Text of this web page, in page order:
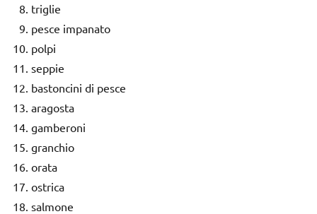
triglie
pesce impanato
polpi
seppie
bastoncini di pesce
aragosta
gamberoni
granchio
orata
ostrica
salmone